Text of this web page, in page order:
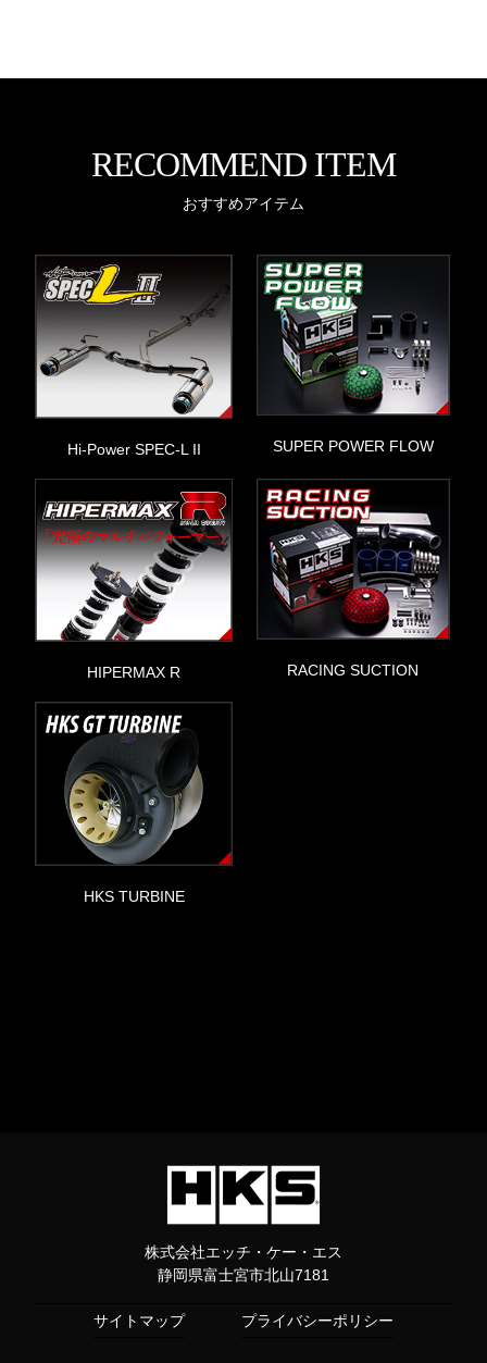
RECOMMEND ITEM
おすすめアイテム
Hi-Power SPEC-L II SUPER POWER FLOW
HIPERMAX R RACING SUCTION
HKS TURBINE
株式会社エッチ・ケー・エス
静岡県富士宮市北山7181
サイトマップ プライバシーポリシー